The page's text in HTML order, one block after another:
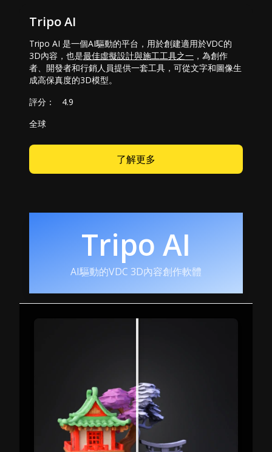
Tripo AI
Tripo AI 是一個AI驅動的平台，用於創建適用於VDC的
3D內容，也是最佳虛擬設計與施工工具之一 ，為創作
者、開發者和行銷人員提供一套工具，可從文字和圖像生
成高保真度的3D模型。
評分：
4.9
全球
了解更多
Tripo AI
AI驅動的VDC 3D內容創作軟體